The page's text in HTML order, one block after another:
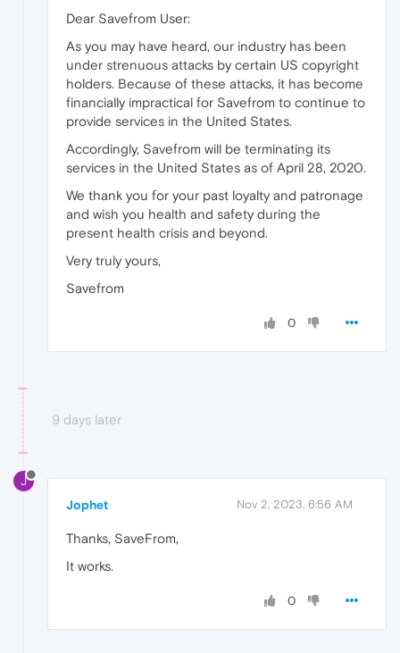
Dear Savefrom User:
As you may have heard, our industry has been
under strenuous attacks by certain US copyright
holders. Because of these attacks, it has become
financially impractical for Savefrom to continue to
provide services in the United States.
Accordingly, Savefrom will be terminating its
services in the United States as of April 28, 2020.
We thank you for your past loyalty and patronage
and wish you health and safety during the
present health crisis and beyond.
Very truly yours,
Savefrom
0
9 days later
J
Jophet Nov 2, 2023, 6:56 AM
Thanks, SaveFrom,
It works.
0